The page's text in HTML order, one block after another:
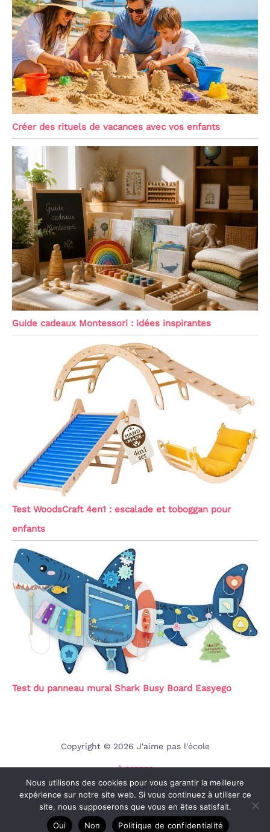
Créer des rituels de vacances avec vos enfants
Guide cadeaux Montessori : idées inspirantes
Test WoodsCraft 4en1 : escalade et toboggan pour
enfants
Test du panneau mural Shark Busy Board Easyego
Copyright © 2026 J'aime pas l'école
A propos
Contact
Mentions légales
Politique de confidentialité
Nous utilisons des cookies pour vous garantir la meilleure
expérience sur notre site web. Si vous continuez à utiliser ce
site, nous supposerons que vous en êtes satisfait.
Oui
Non Politique de confidentialité